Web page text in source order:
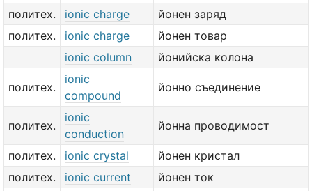
политех.
ionic charge
йонен заряд
политех.
ionic charge
йонен товар
ionic column
йонийска колона
политех.
ionic
compound
йонно съединение
политех.
ionic
conduction
йонна проводимост
политех. ionic crystal
йонен кристал
политех.
ionic current йонен ток